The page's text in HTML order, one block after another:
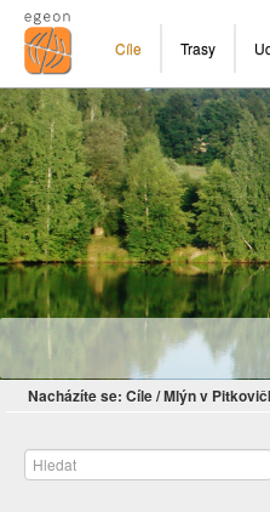
Cíle Trasy
Nacházíte se: Cíle/Mlýn v